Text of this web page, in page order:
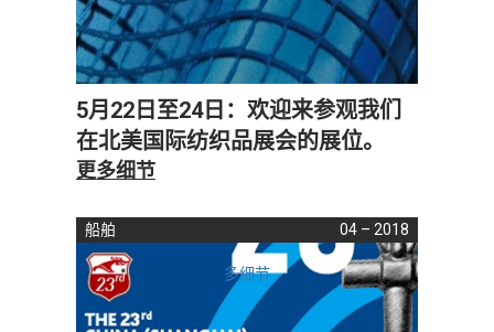
5月22日至24日：欢迎来参观我们
在北美国际纺织品展会的展位。
更多细节
船舶 04 – 2018
多细节